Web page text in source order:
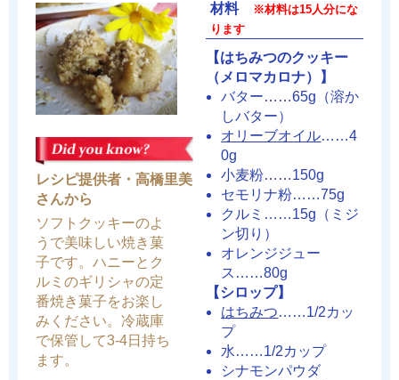
レシピ提供者・高橋里美
さんから
ソフトクッキーのよ
うで美味しい焼き菓
子です。ハニーとク
ルミのギリシャの定
番焼き菓子をお楽し
みください。冷蔵庫
で保管して3-4日持ち
ます。
材料
※材料は15人分にな
ります
【はちみつのクッキー
（メロマカロナ）】
バター……65g（溶か
しバター）
オリーブオイル……4
0g
小麦粉……150g
セモリナ粉……75g
クルミ……15g（ミジ
ン切り）
オレンジジュー
ス……80g
【シロップ】
はちみつ……1/2カッ
プ
水……1/2カップ
シナモンパウダ